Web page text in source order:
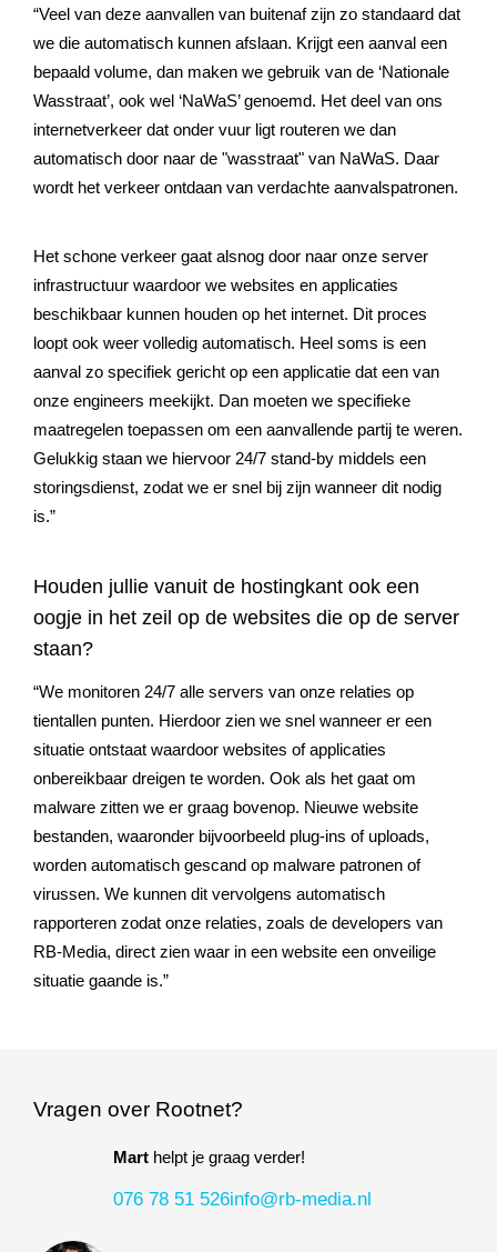
“Veel van deze aanvallen van buitenaf zijn zo standaard dat
we die automatisch kunnen afslaan. Krijgt een aanval een
bepaald volume, dan maken we gebruik van de ‘Nationale
Wasstraat’, ook wel ‘NaWaS’ genoemd. Het deel van ons
internetverkeer dat onder vuur ligt routeren we dan
automatisch door naar de "wasstraat" van NaWaS. Daar
wordt het verkeer ontdaan van verdachte aanvalspatronen.
Het schone verkeer gaat alsnog door naar onze server
infrastructuur waardoor we websites en applicaties
beschikbaar kunnen houden op het internet. Dit proces
loopt ook weer volledig automatisch. Heel soms is een
aanval zo specifiek gericht op een applicatie dat een van
onze engineers meekijkt. Dan moeten we specifieke
maatregelen toepassen om een aanvallende partij te weren.
Gelukkig staan we hiervoor 24/7 stand-by middels een
storingsdienst, zodat we er snel bij zijn wanneer dit nodig
is.”
Houden jullie vanuit de hostingkant ook een
oogje in het zeil op de websites die op de server
staan?
“We monitoren 24/7 alle servers van onze relaties op
tientallen punten. Hierdoor zien we snel wanneer er een
situatie ontstaat waardoor websites of applicaties
onbereikbaar dreigen te worden. Ook als het gaat om
malware zitten we er graag bovenop. Nieuwe website
bestanden, waaronder bijvoorbeeld plug-ins of uploads,
worden automatisch gescand op malware patronen of
virussen. We kunnen dit vervolgens automatisch
rapporteren zodat onze relaties, zoals de developers van
RB-Media, direct zien waar in een website een onveilige
situatie gaande is.”
Vragen over Rootnet?
Mart helpt je graag verder!
076 78 51 526info@rb-media.nl